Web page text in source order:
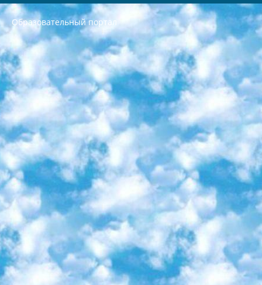
Образовательный портал
РЕСПУБЛИКА УЗБЕКИСТАН МИНИСТРЕРСТВО ДОШКОЛЬНОГО И ШКОЛЬНОГО ОБРАЗОВАНИЯ КОМАНДА в общеобразовательных учреждениях в 2023-2024 учебном году организация и проведение итоговой государственной аттестации обучающихся о Министра дошкольного и школьного образования Республики Узбекистан от 4 марта 2008 года (постановлением Минюста от 20 марта 2008 года № 1778 государственной регистрации) «Итоговое состояние учащихся общего среднего образования на основании положения об утверждении положения об аттестации общего среднего образования выпускной экзамен студентов в образовательных учреждениях в 2023-2024 учебном году В целях организации и прохождения аттестации приказываю: 1. Следующее: перечень предметов, по которым будет проводиться итоговая государственная аттестация и экзамен формы перевода согласно приложению 1; сертификаты международного образца, оценивающие уровень владения иностранными языками перечень согласно приложению 2; 2. Педагогический при специализированных образовательных учреждениях. научно-практический центр квалификации и международной оценки (Д.Давидова) 2024 г. До 25 марта: задания по предметам, по которым будет проводиться итоговая аттестация разработка и утверждение технических условий; итоговая аттестация на основании разработанного предметного задания разработка вопросов по предметам (устно и письменно), экзамен передача; общеобразовательные средние школы и специальные учебные заведения учащиеся выпускных классов школ и интернатов в агентской системе подготовка базы данных экзаменационных материалов и критериев оценки; перевод базы экзаменационных материалов на все языки обучения подать в Республиканский образовательный центр для изготовления; варианты экзаменов на основе разработанных контрольных материалов пусть будут поставлены задачи формирования. 3. Республиканский образовательный центр (Ш.Худайкулов) до 5 апреля 2024 года. до: база данных предоставленных экзаменационных материалов на все языки обучения перевод и экспертиза; для слепых, слабовидящих, глухих, слабослышащих и умственно отсталых детей учащиеся выпускных классов специализированных школ и школ-интернатов база данных экзаменационных материалов на всех преподаваемых языках подготовка критериев оценки; специализированные школы для умственно отсталых детей и технологии для учащихся выпускных классов школ-интернатов разработка соответствующих рекомендаций и критериев проведения ЕГЭ по естествознанию давать задания. 4. Педагогический при специализированных образовательных учреждениях. Научно-практический центр навыков и международной оценки (Д.Давидова), Республика образовательный центр (Худайкулов Ш.) итоговый государственный аттестационный экзамен ориентирован на творческое и логическое мышление при подготовке базы материалов учитывать введение заданий. 5. Следует отметить, что: сертификат государственного образца о знании общеобразовательного предмета и как минимум национальный уровень B1 по предметам на иностранных языках, указанным в Приложении 2. или международно признанный сертификат эквивалентного уровня студенты, изучающие определенный предмет, освобождаются от экзамена; по соответствующим предметам запланирована итоговая государственная аттестация за день до дня, путем жеребьевки Рабочей группой (в письменной форме по предметам, проводимым в форме) из числа сформированных вариантов выбрано 2 варианта; 2 выбранных варианта экзамена анонсированы на официальном сайте министерства и все выпускники по всей стране на основе этих вариантов проводит итоговую государственную аттестацию. 6. Государственное образование учащихся средних общеобразовательных учреждений. знания в соответствии с квалификационными требованиями, которые необходимо приобрести на основании стандартов итоговый (выпускной) контроль для 9 и 11 классов в целях тестирования Экзамены (далее – экзамены) состоят из предметов, перечисленных в приложении 1. будет сделано. 7. Экзамены пройдут с 26 мая по 15 июня 2024 г. (кроме науки физического воспитания). 8. Физическая для учащихся 9 классов общесредних образовательных учреждений. Экзамены по предмету «Образование, квалификация медицина» 1-6 мая 2024 года. сотрудники перевести под присмотр (с отклонениями в физическом или умственном развитии) специализированная школа для детей, школы-интернаты и со сколиозом школы-интернаты санаторного типа для больных детей исключены). 9. Он был слепым, слабовидящим и имел нарушения опорно-двигательного аппарата. экзамены в специализированных школах и интернатах для детей должны проводиться исходя из требований, предъявляемых к общеобразовательным учреждениям (физкультура кроме науки). 10. Специализированная школа для глухих и слабослышащих детей. и экзамены в интернатах и быть реализован в виде письменного теста по математике. 11. Специальность для умственно отсталых детей. Для 9 класса Родной язык и литературное письмо Государственный язык (язык обучения – узбекский). для неклассов) написано Математическое письмо Письменная/устная история Узбекистана Физическое воспитание практично Итоговый контроль Для 11 класса Написание родного языка и литературы (эссе) Математическое письмо Узбекский язык (обучение на узбекском языке) не посещающее общее среднее образование для учреждений)/Образовательное учреждение выбор письменный и устный Иностранный язык письменный/устный Письменная/устная история Узбекистана *По выбору студента:  Химия  Физика  Основы государственного права  География 10 бесплатных образовательных ресурсов - Мы составили подборку онлайн-проектов с интерактивными упражнениями, видеолекциями и статьями. Они помогут вам обрести новые и освежить старые знания бесплатно. 1. «ИНТУИТ» Старейшая образовательная площадка Рунета. Здесь вы найдёте сотни текстовых и видеокурсов на десятки различных тем — от программирования до психологии. Многие курсы подготовлены российскими университетами и крупными международными компаниями вроде Intel и Microsoft. Самостоятельное обучение бесплатное, но желающие могут оплатить услуги персональных наставников. 2. «Смартия» знакомит с актуальными профессиями и подсказывает, как им обучаться. Выбрав заинтересовавшую вас специальность — SMM-специалист, фотограф, веб-дизайнер или другую, — увидите список необходимых для неё умений. Чтобы вы могли освоить их самостоятельно, для каждого умения площадка отображает подборку ссылок на учебные материалы. Хотя «Смартия» ориентируется на русскоязычную аудиторию, часть контента всё же доступна только на английском. 3. «Лекторий Физтеха» Проект Московского физико-технического института (Физтеха). С его помощью вы можете смотреть онлайн серии лекций, записанные на видео в этом вузе. В числе доступных предметов — физика, биология, химия, информационные технологии и другие. К некоторым лекциям администрация ресурса прилагает готовые конспекты, которые можно скачивать в PDF-формате. 4. ITMOcourses Онлайн-площадка Санкт-Петербургского национального исследовательского университета информационных технологий, механики и оптики (ИТМО). Ресурс предоставляет свободный доступ к курсам, разработанным в этом вузе. Каталог материалов разбит на четыре категории: «Оптические системы и технологии», «Приборостроение и робототехника», «Информационные технологии» и «Биотехнологии». Курсы состоят из видеолекций, интерактивных демонстраций и заданий. 5. «КиберЛенинка» Электронная научная библиотека открытого доступа. Каталог площадки регулярно обрастает текстами статей из различных научных изданий. Сгруппированные по журналам и рубрикам публикации можно читать онлайн или скачивать целиком в PDF-формате. Проект нацелен на популяризацию науки за счёт открытого доступа к качественной информации. 6. «ПостНаука» На этом ресурсе публикуют подборки видеолекций, составленные экспертами из разных отраслей и объединённые общими темами. Среди них, к примеру, есть серии «Биоинформатика и геномика», «Культура средневековой Скандинавии» и Cinema Studies о теории кино. Каждая подборка лекций — логически связанная история, рассказанная экспертом от первого лица. Кроме того, на сайте появляются научно-образовательные статьи и тесты на разные темы. 7. «Newочём» Команда проекта «Newочём» отбирает самые интересные тексты из англоязычных СМИ и переводит те из них, за которые голосуют участники сообщества «ВКонтакте». По большей части это научно-популярные статьи. Редакторы придумывают лишь заголовки, в остальном содержание переводов соответствует оригиналам. Полные тексты можно читать прямо в социальной сети. 8. InternetUrok Онлайн-база материалов по основным дисциплинам школьной программы. Информация на сайте структурирована по классам, предметам и темам (урокам). Каждый урок состоит из видеолекций и конспектов. Есть также интерактивные тренажёры и тесты для закрепления пройденного материала. Даже если вы давно окончили школу, возможность повторить программу старших классов всегда может пригодиться. 9. Edutainme Ещё один ресурс об образовании. В отличие от Newtonew, как мне кажется, Edutainme больше ориентируется на представителей индустрии: педагогов, предпринимателей, разработчиков образовательных проектов. Но и любой, кто просто стремится к саморазвитию, найдёт на сайте много полезного и интересного для себя. Например, информацию о новых курсах и образовательных сервисах. 10. Newtonew Онлайн-медиа об образовании и обучении в широком смысле. Авторы Newtonew пишут об инструментах, заведениях, тактиках и стратегиях, которые помогают учить других и получать новые знания самостоятельно. На этой площадке вы найдёте новости, обзоры, аналитические мат